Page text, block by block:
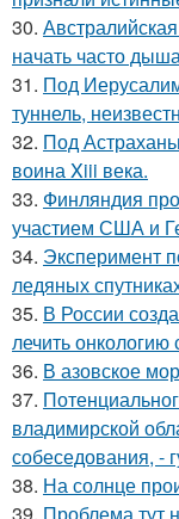
30.
начать часто
31. Под
туннель,
32. Под
воина Xiii века.
33. Финляндия
участием США и
34. Эксперимент
ледяных
35. В России
лечить онкологию
36. В азовское
37.
владимирской
собеседования, -
38. На солнце